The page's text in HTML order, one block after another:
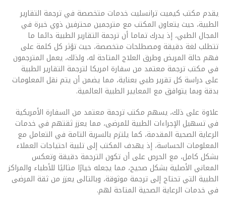
يقدم مكتب كيميت ترانسليت خدمات متخصصة في ترجمة التقارير
الطبية، حيث يتعاون المكتب مع مترجمين محترفين ذوي خبرة في
المجال الطبي، إذ يدرك تماما أن ترجمة التقارير الطبية دائما ما
تتطلب لغة دقيقة ومصطلحات متخصصة، حيث تؤثر كل كلمة على
فهم حالة المريض وطرق العلاج المتاحة له، ولذلك، يعمل المترجمون
في مكتب ترجمة معتمد من سفارة امريكا لترجمة التقارير الطبية
على دراسة كل تقرير طبي بعناية، مما يضمن أن يتم نقل المعلومات
بدقة وبما يتوافق مع المعايير الطبية العالمية.
علاوة على ذلك، يسهم مكتب ترجمة معتمد من السفارة الأمريكية
في تسهيل الإجراءات الطبية للمرضى، مما يعزز ثقتهم في خدمات
الرعاية الصحية المقدمة، كما يلتزم بالسرية التامة في التعامل مع
المعلومات الحساسة، إذ يهدف المكتب إلى تلبية احتياجات العملاء
بشكل كامل، مع الحرص على أن تكون الترجمة دقيقة وتعكس
المعاني الأصلية بشكل صحيح، مما يجعله خيارًا مثاليًا للأطباء والمراكز
الطبية التي تحتاج إلى ترجمة موثوقة، وبالتالى يعزز من ثقة المرضى
في خدمات الرعاية الصحية المتاحة لهم.